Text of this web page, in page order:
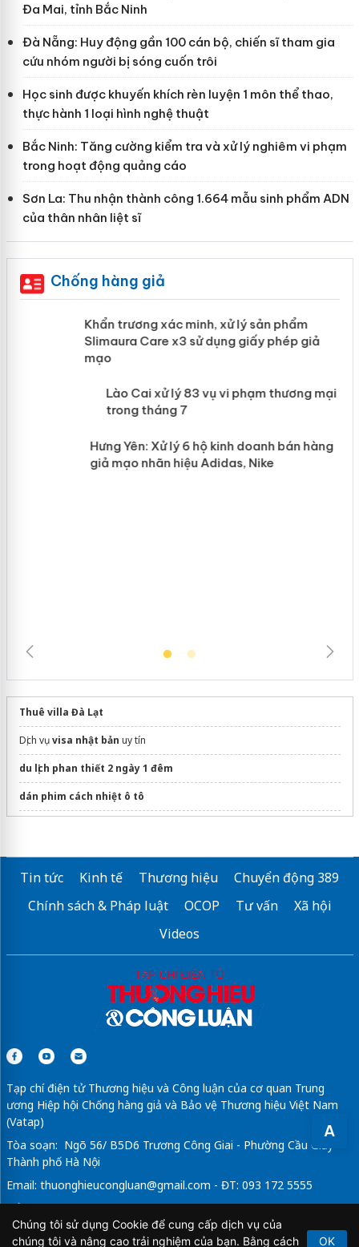
A
Đa Mai, tỉnh Bắc Ninh
Đà Nẵng: Huy động gần 100 cán bộ, chiến sĩ tham gia
cứu nhóm người bị sóng cuốn trôi
Học sinh được khuyến khích rèn luyện 1 môn thể thao,
thực hành 1 loại hình nghệ thuật
Bắc Ninh: Tăng cường kiểm tra và xử lý nghiêm vi phạm
trong hoạt động quảng cáo
Sơn La: Thu nhận thành công 1.664 mẫu sinh phẩm ADN
của thân nhân liệt sĩ
Chống hàng giả
Khẩn trương xác minh, xử lý sản phẩm
Slimaura Care x3 sử dụng giấy phép giả
mạo
Lào Cai xử lý 83 vụ vi phạm thương
mại trong tháng 7
Thuê villa Đà Lạt
Dịch vụvisa nhật bản uy tín
du lịch phan thiết 2 ngày 1 đêm
dán phim cách nhiệt ô tô
Tin tức Kinh tế Thương hiệu
Chuyển động 389
Chính sách & Pháp luật
OCOP Tư vấn
Xã hội
Videos
Tạp chí điện tử Thương hiệu và Công luận của cơ quan Trung
ương Hiệp hội Chống hàng giả và Bảo vệ Thương hiệu Việt Nam
(Vatap)
Tòa soạn: Ngõ 56/ B5D6 Trương Công Giai - Phường Cầu Giấy -
Thành phố Hà Nội
Email: thuonghieucongluan@gmail.com - ĐT: 093 172 5555
Tổng Biên Tập: Vũ Đức Thuận
Giấy phép hoạt động báo chí điện tử số 64/GP-BTTTT do Bộ
Chúng tôi sử dụng Cookie để cung cấp dịch vụ của
chúng tôi và nâng cao trải nghiệm của bạn. Bằng cách
OK